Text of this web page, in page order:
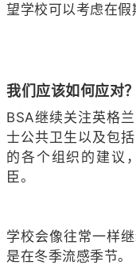
望学校可以考虑在假
我们应该如何应对？
BSA继续关注英格
士公共卫生以及包
的各个组织的建议
臣。
学校会像往常一样
是在冬季流感季节。